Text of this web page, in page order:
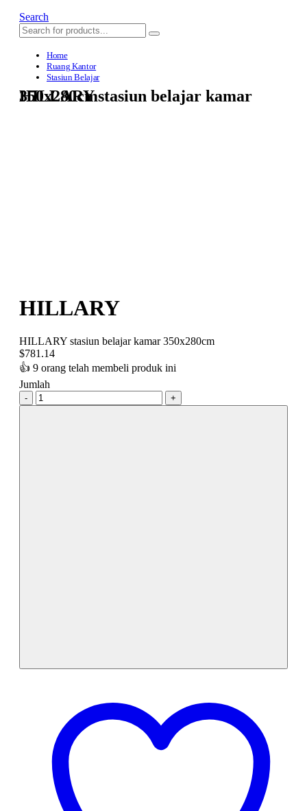
Search
Home
Ruang Kantor
Stasiun Belajar
HILLARY stasiun belajar kamar 350x280cm
HILLARY
HILLARY stasiun belajar kamar 350x280cm
$781.14
👍 9 orang telah membeli produk ini
Jumlah
- +